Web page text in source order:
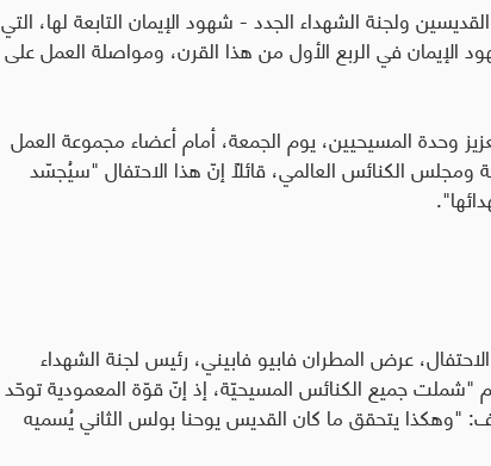
ولجنة الشهداء الجدد - شهود الإيمان التابعة لها، التي
عام 2023 "لتحديد شهود الإيمان في الربع الأول من هذا القرن، ومواصلة العمل على
وحدة المسيحيين، يوم الجمعة، أمام أعضاء مجموعة العمل
ومجلس الكنائس العالمي، قائلاً إنّ هذا الاحتفال "سيُجسّد
عرض المطران فابيو فابيني، رئيس لجنة الشهداء
"شملت جميع الكنائس المسيحيّة، إذ إنّ قوّة المعمودية توحّد
"وهكذا يتحقق ما كان القديس يوحنا بولس الثاني يُسميه